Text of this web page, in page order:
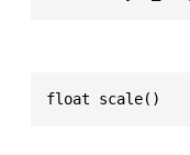
float scale()